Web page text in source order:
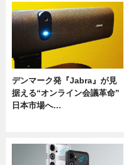
デンマーク発『Jabra』が見
据える“オンライン会議革命”
日本市場へ…